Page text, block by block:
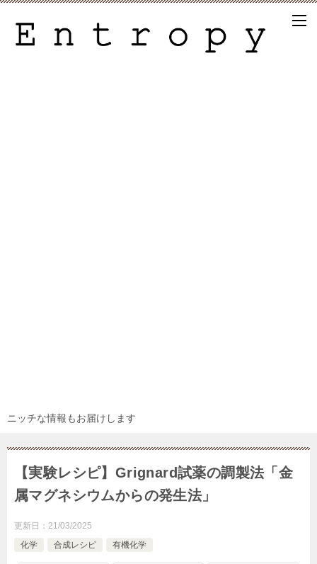
ニッチな情報もお届けします
【実験レシピ】Grignard試薬の調製法「金
属マグネシウムからの発生法」
更新日： 21/03/2025
化学
合成レシピ 有機化学